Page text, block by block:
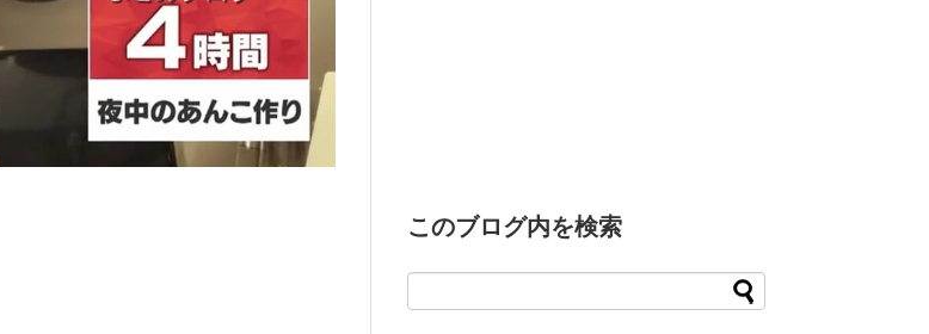
このブログ内を検索